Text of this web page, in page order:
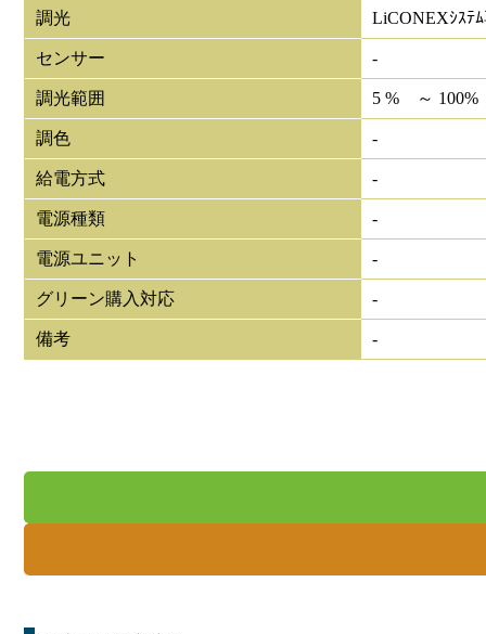
調光 LiCONEXｼｽﾃ
センサー -
調光範囲 5 % ～ 100%
調色 -
給電方式 -
電源種類 -
電源ユニット -
グリーン購入対応 -
備考 -